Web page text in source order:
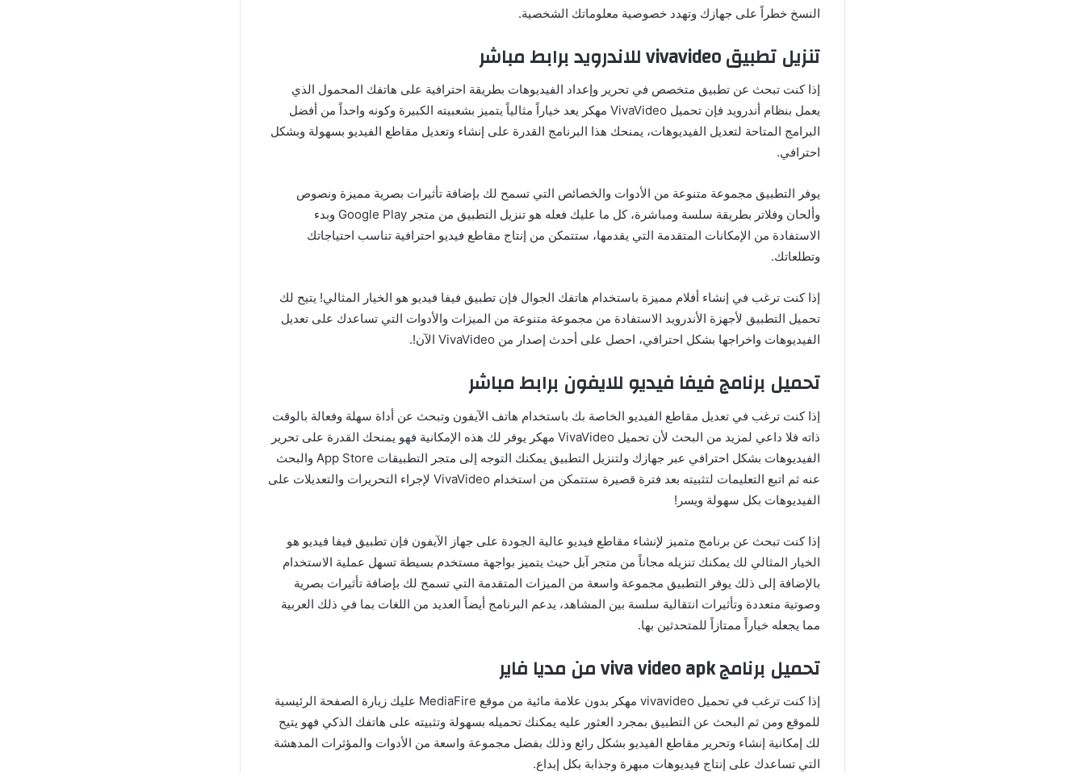
النسخ خطراً على جهازك وتهدد خصوصية معلوماتك الشخصية.
تنزيل تطبيق vivavideo للاندرويد برابط مباشر
إذا كنت تبحث عن تطبيق متخصص في تحرير وإعداد الفيديوهات بطريقة احترافية على هاتفك المحمول الذي
يعمل بنظام أندرويد فإن تحميل VivaVideo مهكر يعد خياراً مثالياً يتميز بشعبيته الكبيرة وكونه واحداً من أفضل
البرامج المتاحة لتعديل الفيديوهات، يمنحك هذا البرنامج القدرة على إنشاء وتعديل مقاطع الفيديو بسهولة وبشكل
احترافي.
يوفر التطبيق مجموعة متنوعة من الأدوات والخصائص التي تسمح لك بإضافة تأثيرات بصرية مميزة ونصوص
وألحان وفلاتر بطريقة سلسة ومباشرة، كل ما عليك فعله هو تنزيل التطبيق من متجر Google Play وبدء
الاستفادة من الإمكانات المتقدمة التي يقدمها، ستتمكن من إنتاج مقاطع فيديو احترافية تناسب احتياجاتك
وتطلعاتك.
إذا كنت ترغب في إنشاء أفلام مميزة باستخدام هاتفك الجوال فإن تطبيق فيفا فيديو هو الخيار المثالي! يتيح لك
تحميل التطبيق لأجهزة الأندرويد الاستفادة من مجموعة متنوعة من الميزات والأدوات التي تساعدك على تعديل
الفيديوهات واخراجها بشكل احترافي، احصل على أحدث إصدار من VivaVideo الآن!.
تحميل برنامج فيفا فيديو للايفون برابط مباشر
إذا كنت ترغب في تعديل مقاطع الفيديو الخاصة بك باستخدام هاتف الآيفون وتبحث عن أداة سهلة وفعالة بالوقت
ذاته فلا داعي لمزيد من البحث لأن تحميل VivaVideo مهكر يوفر لك هذه الإمكانية فهو يمنحك القدرة على تحرير
الفيديوهات بشكل احترافي عبر جهازك ولتنزيل التطبيق يمكنك التوجه إلى متجر التطبيقات App Store والبحث
عنه ثم اتبع التعليمات لتثبيته بعد فترة قصيرة ستتمكن من استخدام VivaVideo لإجراء التحريرات والتعديلات على
الفيديوهات بكل سهولة ويسر!
إذا كنت تبحث عن برنامج متميز لإنشاء مقاطع فيديو عالية الجودة على جهاز الآيفون فإن تطبيق فيفا فيديو هو
الخيار المثالي لك يمكنك تنزيله مجاناً من متجر آبل حيث يتميز بواجهة مستخدم بسيطة تسهل عملية الاستخدام
بالإضافة إلى ذلك يوفر التطبيق مجموعة واسعة من الميزات المتقدمة التي تسمح لك بإضافة تأثيرات بصرية
وصوتية متعددة وتأثيرات انتقالية سلسة بين المشاهد، يدعم البرنامج أيضاً العديد من اللغات بما في ذلك العربية
مما يجعله خياراً ممتازاً للمتحدثين بها.
تحميل برنامج viva video apk من مديا فاير
إذا كنت ترغب في تحميل vivavideo مهكر بدون علامة مائية من موقع MediaFire عليك زيارة الصفحة الرئيسية
للموقع ومن ثم البحث عن التطبيق بمجرد العثور عليه يمكنك تحميله بسهولة وتثبيته على هاتفك الذكي فهو يتيح
لك إمكانية إنشاء وتحرير مقاطع الفيديو بشكل رائع وذلك بفضل مجموعة واسعة من الأدوات والمؤثرات المدهشة
التي تساعدك على إنتاج فيديوهات مبهرة وجذابة بكل إبداع.